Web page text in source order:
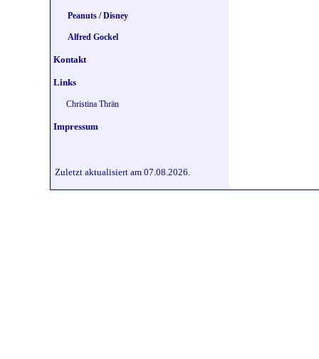
Peanuts / Disney
Alfred Gockel
Kontakt
Links
Christina Thrän
Impressum
Zuletzt aktualisiert am 07.08.2026.